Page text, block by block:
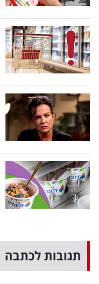
תגובות לכתבה